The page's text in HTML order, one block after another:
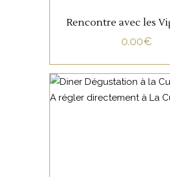
Rencontre avec les
0.00€